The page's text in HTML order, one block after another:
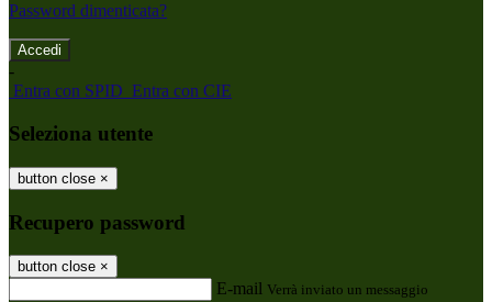
Password dimenticata?
-
Entra con SPID Entra con CIE
Seleziona utente
button close ×
Recupero password
button close ×
E-mail Verrà inviato un messaggio